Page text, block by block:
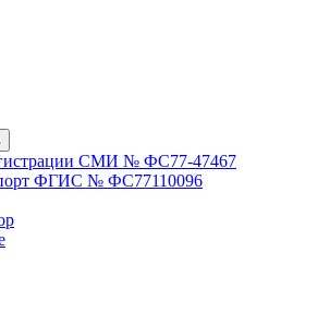
СМИ № ФС77-47467
ФГИС № ФС77110096